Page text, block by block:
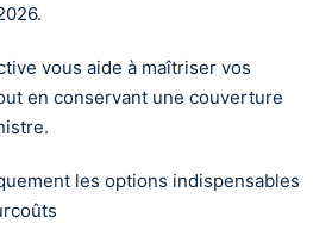
vous aide à maîtriser vos
en conservant une couverture
les options indispensables